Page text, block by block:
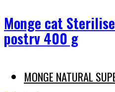
Monge cat
postrv 400 g
MONGE NATURAL